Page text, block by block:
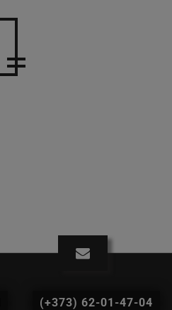
(+373) 62-01-47-04